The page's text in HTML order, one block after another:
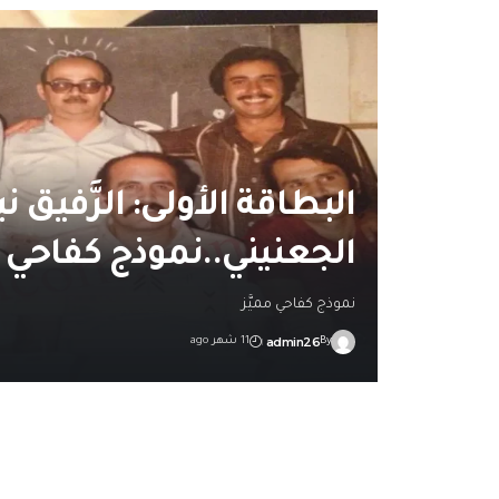
البطاقة الأولى: الرَّفيق
الجعنيني..نموذج
نموذج كفاحي مميَّز
By
admin26 11 شهر ago